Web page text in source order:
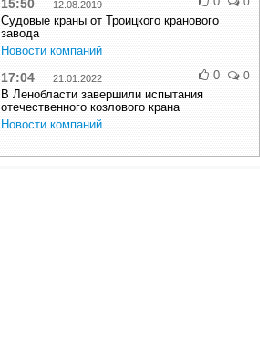
15:50 12.08.2019
Судовые краны от Троицкого кранового
завода
Новости компаний
17:04 21.01.2022
В Ленобласти завершили испытания
отечественного козлового крана
Новости компаний
0 0